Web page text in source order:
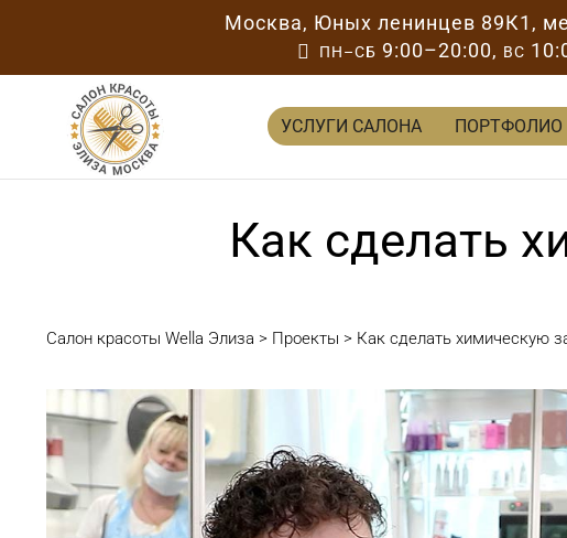
Москва, Юных ленинцев 89К1 ,
 ПН–СБ 9:00–20:00, ВС
УСЛУГИ САЛОНА ПОРТФОЛИО
Как сделать
Салон красоты Wella Элиза > Проекты > Как сделать химическую